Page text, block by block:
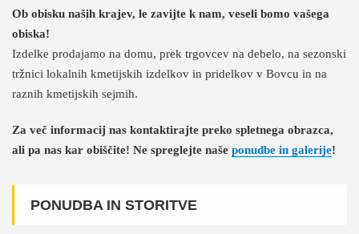
Ob obisku naših krajev, le zavijte k nam, veseli bomo vašega
obiska!
Izdelke prodajamo na domu, prek trgovcev na debelo, na sezonski
tržnici lokalnih kmetijskih izdelkov in pridelkov v Bovcu in na
raznih kmetijskih sejmih.
Za več informacij nas kontaktirajte preko spletnega obrazca,
ali pa nas kar obiščite! Ne spreglejte naše ponudbe in galerije!
PONUDBA IN STORITVE